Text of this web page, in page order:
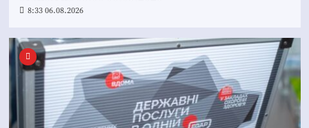
8:33 06.08.2026